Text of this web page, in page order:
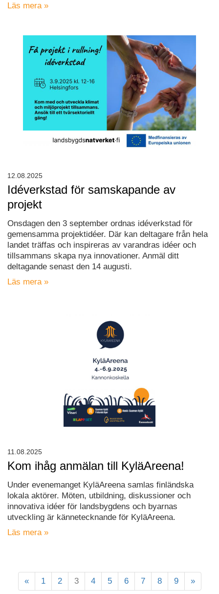
Läs mera »
Idéverkstad för samskapande av
projekt
Onsdagen den 3 september ordnas idéverkstad för
gemensamma projektidéer. Där kan deltagare från hela
landet träffas och inspireras av varandras idéer och
tillsammans skapa nya innovationer. Anmäl ditt
deltagande senast den 14 augusti.
Läs mera »
12.08.2025
Kom ihåg anmälan till KyläAreena!
Under evenemanget KyläAreena samlas finländska
lokala aktörer. Möten, utbildning, diskussioner och
innovativa idéer för landsbygdens och byarnas
utveckling är kännetecknande för KyläAreena.
Läs mera »
11.08.2025
« 1 2 3 4 5 6 7 8 9 »